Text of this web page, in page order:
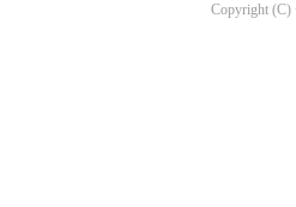
Copyright (C)